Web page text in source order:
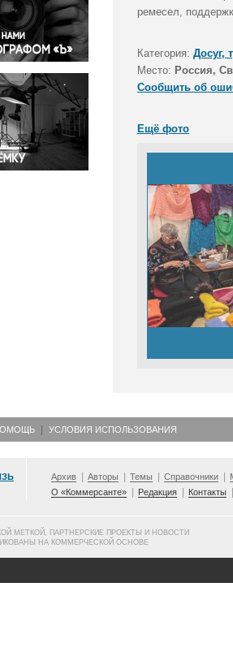
и конфликты
бизнес
ремесел,
Категория: Досуг,
Место: Россия,
Сообщить об
Ещё фото
УСЛОВИЯ ИСПОЛЬЗОВАНИЯ
Архив Авторы Темы Справочники
О «Коммерсанте»
Редакция Контакты
МЕТКОЙ, ПАРТНЕРСКИЕ ПРОЕКТЫ И НОВОСТИ
НА КОММЕРЧЕСКОЙ ОСНОВЕ